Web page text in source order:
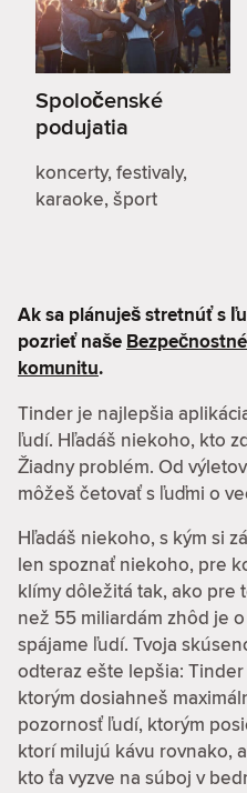
Spoločenské
podujatia
koncerty, festivaly,
karaoke, šport
Ak sa plánuješ stretnúť s
pozrieť naše
komunitu.
Tinder je najlepšia
ľudí. Hľadáš niekoho, kto
Žiadny problém. Od
môžeš četovať s ľuďmi o
Hľadáš niekoho, s kým si
len spoznať niekoho, pre
klímy dôležitá tak, ako pre
než 55 miliardám zhôd je
spájame ľudí. Tvoja
odteraz ešte lepšia:
ktorým dosiahneš
pozornosť ľudí, ktorým
ktorí milujú kávu rovnako,
kto ťa vyzve na súboj v